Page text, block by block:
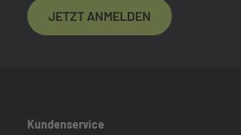
JETZT ANMELDEN
Kundenservice